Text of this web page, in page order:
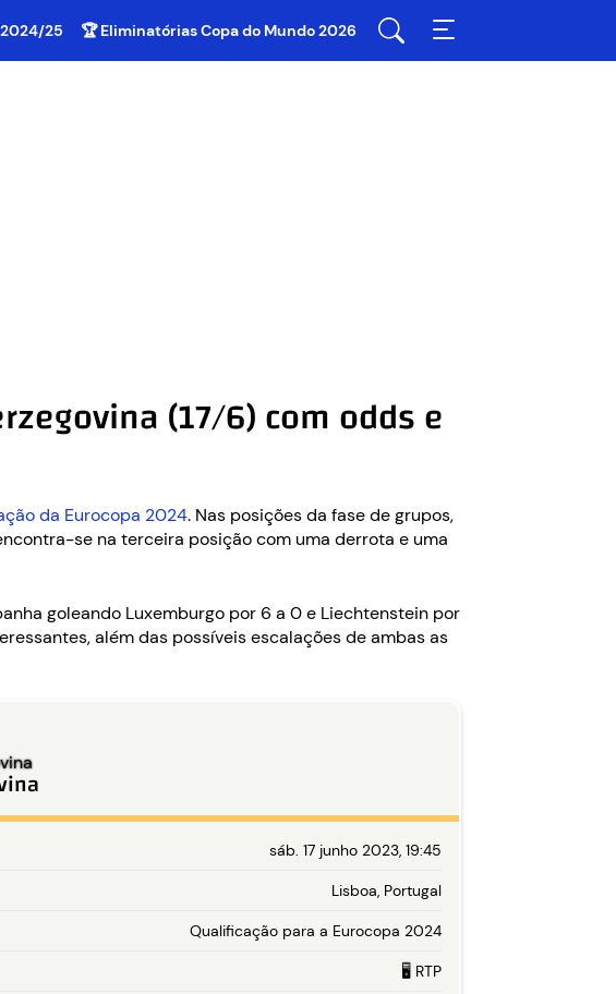
25 🏆 Eliminatórias Copa do Mundo 2026
(17/6) com odds e
da Eurocopa 2024. Nas posições da fase de grupos,
se na terceira posição com uma derrota e uma
goleando Luxemburgo por 6 a 0 e Liechtenstein por
além das possíveis escalações de ambas as
sáb. 17 junho 2023, 19:45
Lisboa, Portugal
Qualificação para a Eurocopa 2024
🖥️ RTP